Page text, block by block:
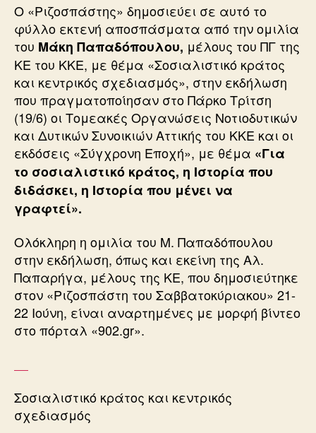
Ο «Ριζοσπάστης» δημοσιεύει σε αυτό το
φύλλο εκτενή αποσπάσματα από την ομιλία
του Μάκη Παπαδόπουλου, μέλους του ΠΓ της
ΚΕ του ΚΚΕ, με θέμα «Σοσιαλιστικό κράτος
και κεντρικός σχεδιασμός», στην εκδήλωση
που πραγματοποίησαν στο Πάρκο Τρίτση
(19/6) οι Τομεακές Οργανώσεις Νοτιοδυτικών
και Δυτικών Συνοικιών Αττικής του ΚΚΕ και οι
εκδόσεις «Σύγχρονη Εποχή», με θέμα «Για
το σοσιαλιστικό κράτος, η Ιστορία που
διδάσκει, η Ιστορία που μένει να
γραφτεί».
Ολόκληρη η ομιλία του Μ. Παπαδόπουλου
στην εκδήλωση, όπως και εκείνη της Αλ.
Παπαρήγα, μέλους της ΚΕ, που δημοσιεύτηκε
στον «Ριζοσπάστη του Σαββατοκύριακου» 21-
22 Ιούνη, είναι αναρτημένες με μορφή βίντεο
στο πόρταλ «902.gr».
Σοσιαλιστικό κράτος και κεντρικός
σχεδιασμός